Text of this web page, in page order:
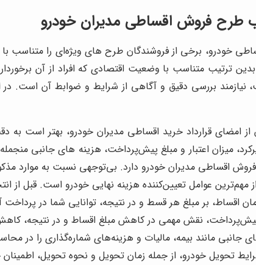
طرح فروش اقساطی مدیران خودرو
خودرو، برخی از فروشندگان طرح های ویژه‌ای را متناسب
ترتیب متناسب با وضعیت اقتصادی که افراد از آن
نیازمند بررسی دقیق و آگاهی از شرایط و ضوابط آن است.
امضای قرارداد خرید اقساطی مدیران خودرو، بهتر است به
میزان اعتبار و مبلغ پیش‌پرداخت، هزینه های جانبی
اقساطی مدیران خودرو دارد. بی‌توجهی نسبت به موارد
مهم‌ترین عوامل تعیین‌کننده هزینه نهایی خودرو است. قبل از
اقساط، بر مبلغ هر قسط و در نتیجه، توانایی شما در
نقش مهمی در کاهش مبلغ اقساط و در نتیجه،
جانبی مانند بیمه، مالیات و هزینه‌های شماره‌گذاری را در
تحویل خودرو، از جمله زمان تحویل و نحوه تحویل،